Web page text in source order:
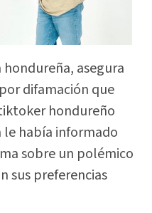
asegura
difamación que
hondureño
le había informado
sobre un polémico
sus preferencias